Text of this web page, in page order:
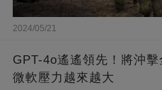
2024/05/21
GPT-4o遙遙領先！將沖擊
微軟壓力越來越大